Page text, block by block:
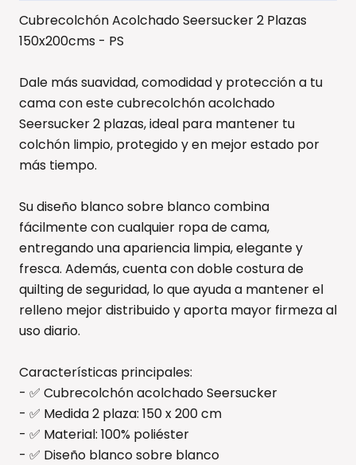
Cubrecolchón Acolchado Seersucker 2 Plazas
150x200cms - PS
Dale más suavidad, comodidad y protección a tu
cama con este cubrecolchón acolchado
Seersucker 2 plazas, ideal para mantener tu
colchón limpio, protegido y en mejor estado por
más tiempo.
Su diseño blanco sobre blanco combina
fácilmente con cualquier ropa de cama,
entregando una apariencia limpia, elegante y
fresca. Además, cuenta con doble costura de
quilting de seguridad, lo que ayuda a mantener el
relleno mejor distribuido y aporta mayor firmeza al
uso diario.
Características principales:
- ✅ Cubrecolchón acolchado Seersucker
- ✅ Medida 2 plaza: 150 x 200 cm
- ✅ Material: 100% poliéster
- ✅ Diseño blanco sobre blanco